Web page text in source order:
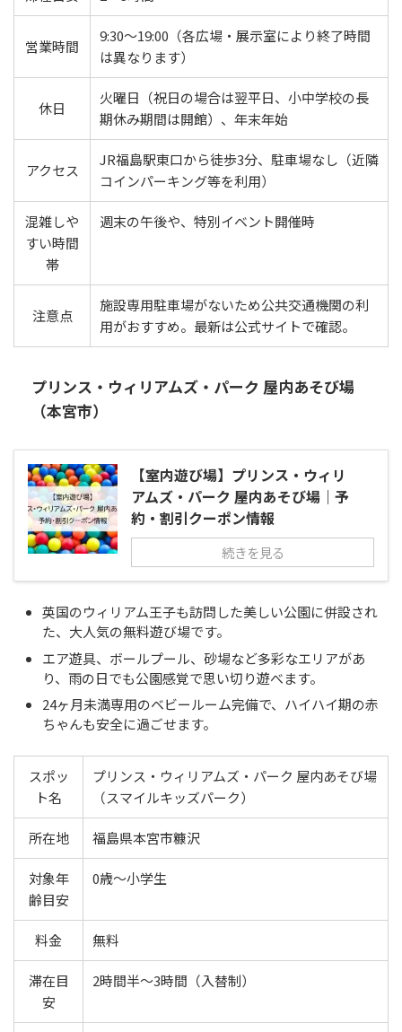
営業時間
9:30〜19:00（各広場・展示室により終了時間
は異なります）
休日
火曜日（祝日の場合は翌平日、小中学校の長
期休み期間は開館）、年末年始
アクセス
JR福島駅東口から徒歩3分、駐車場なし（近隣
コインパーキング等を利用）
混雑しや
すい時間
帯
週末の午後や、特別イベント開催時
注意点
施設専用駐車場がないため公共交通機関の利
用がおすすめ。最新は公式サイトで確認。
プリンス・ウィリアムズ・パーク 屋内あそび場
（本宮市）
【室内遊び場】プリンス・ウィリ
アムズ・パーク 屋内あそび場｜予
約・割引クーポン情報
続きを見る
英国のウィリアム王子も訪問した美しい公園に併設され
た、大人気の無料遊び場です。
エア遊具、ボールプール、砂場など多彩なエリアがあ
り、雨の日でも公園感覚で思い切り遊べます。
24ヶ月未満専用のベビールーム完備で、ハイハイ期の赤
ちゃんも安全に過ごせます。
スポッ
ト名
プリンス・ウィリアムズ・パーク 屋内あそび場
（スマイルキッズパーク）
所在地 福島県本宮市糠沢
対象年
齢目安
0歳〜小学生
料金 無料
滞在目
安
2時間半〜3時間（入替制）